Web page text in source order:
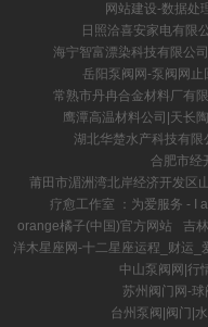
网站建设-数据处
日照洽喜安家电有限
海宁智富漂染科技有限公
岳阳泵阀网-泵阀网
常熟市丹冉合金材料厂有
鹰潭高温材料公司|天长
湖北华楚水产科技有限
合肥市经
莆田市湄洲湾北岸经济开发区
疗愈工作室 ：为爱服务 - I
orange橘子(中国)官方网站
吉
洋木星座网-十二星座运程_财运_
中山泵阀网|行
苏州阀门网-球
台州泵阀|阀门|